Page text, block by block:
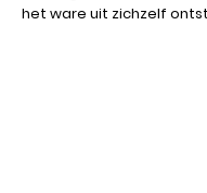
het ware uit zichzelf